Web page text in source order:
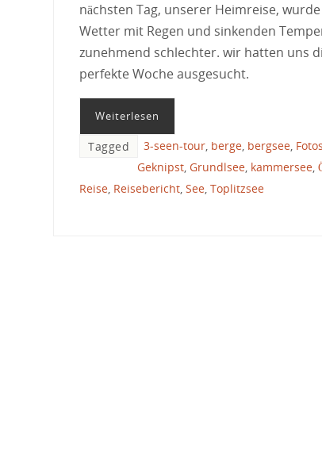
nächsten Tag, unserer Heimreise,
Wetter mit Regen und sinkenden
zunehmend schlechter. wir hatten uns
perfekte Woche ausgesucht.
Weiterlesen
Tagged 3-seen-tour, berge, bergsee, Fotos
Geknipst, Grundlsee, kammersee,
Reise, Reisebericht, See, Toplitzsee